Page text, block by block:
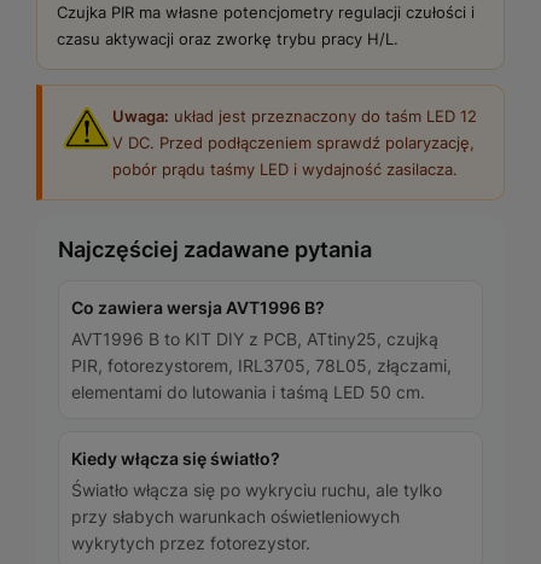
Czujka PIR ma własne potencjometry regulacji czułości i
czasu aktywacji oraz zworkę trybu pracy H/L.
Uwaga: układ jest przeznaczony do taśm LED 12
V DC. Przed podłączeniem sprawdź polaryzację,
pobór prądu taśmy LED i wydajność zasilacza.
Najczęściej zadawane pytania
Co zawiera wersja AVT1996 B?
AVT1996 B to KIT DIY z PCB, ATtiny25, czujką
PIR, fotorezystorem, IRL3705, 78L05, złączami,
elementami do lutowania i taśmą LED 50 cm.
Kiedy włącza się światło?
Światło włącza się po wykryciu ruchu, ale tylko
przy słabych warunkach oświetleniowych
wykrytych przez fotorezystor.